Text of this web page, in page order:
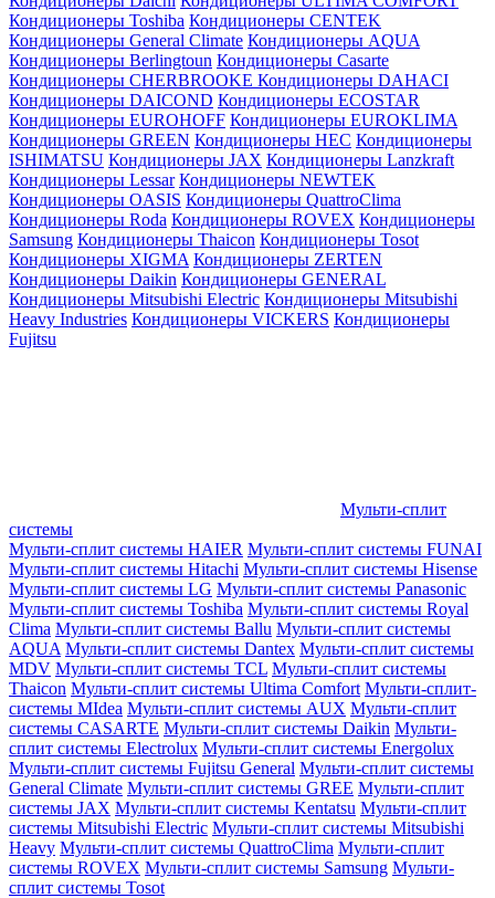
Кондиционеры Toshiba Кондиционеры CENTEK
Кондиционеры General Climate Кондиционеры AQUA
Кондиционеры Berlingtoun Кондиционеры Casarte
Кондиционеры CHERBROOKE Кондиционеры DAHACI
Кондиционеры DAICOND Кондиционеры ECOSTAR
Кондиционеры EUROHOFF Кондиционеры EUROKLIMA
Кондиционеры GREEN Кондиционеры HEC Кондиционеры
ISHIMATSU Кондиционеры JAX Кондиционеры Lanzkraft
Кондиционеры Lessar Кондиционеры NEWTEK
Кондиционеры OASIS Кондиционеры QuattroClima
Кондиционеры Roda Кондиционеры ROVEX Кондиционеры
Samsung Кондиционеры Thaicon Кондиционеры Tosot
Кондиционеры XIGMA Кондиционеры ZERTEN
Кондиционеры Daikin Кондиционеры GENERAL
Кондиционеры Mitsubishi Electric Кондиционеры Mitsubishi
Heavy Industries Кондиционеры VICKERS Кондиционеры
Fujitsu
Мульти-сплит
системы
Мульти-сплит системы HAIER Мульти-сплит системы FUNAI
Мульти-сплит системы Hitachi Мульти-сплит системы Hisense
Мульти-сплит системы LG Мульти-сплит системы Panasonic
Мульти-сплит системы Toshiba Мульти-сплит системы Royal
Clima Мульти-сплит системы Ballu Мульти-сплит системы
AQUA Мульти-сплит системы Dantex Мульти-сплит системы
MDV Мульти-сплит системы TCL Мульти-сплит системы
Thaicon Мульти-сплит системы Ultima Comfort Мульти-сплит-
системы MIdea Мульти-сплит системы AUX Мульти-сплит
системы CASARTE Мульти-сплит системы Daikin Мульти-
сплит системы Electrolux Мульти-сплит системы Energolux
Мульти-сплит системы Fujitsu General Мульти-сплит системы
General Climate Мульти-сплит системы GREE Мульти-сплит
системы JAX Мульти-сплит системы Kentatsu Мульти-сплит
системы Mitsubishi Electric Мульти-сплит системы Mitsubishi
Heavy Мульти-сплит системы QuattroClima Мульти-сплит
системы ROVEX Мульти-сплит системы Samsung Мульти-
сплит системы Tosot